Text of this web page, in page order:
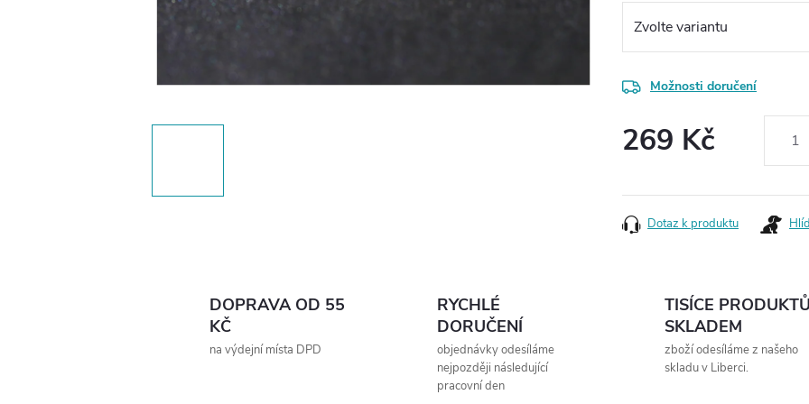
Možnosti doručení
269 Kč
Dotaz k produktu
DOPRAVA OD 55
KČ
na výdejní místa DPD
RYCHLÉ
DORUČENÍ
objednávky odesíláme
nejpozději následující
pracovní den
TISÍCE
SKLADEM
zboží odesíláme z našeho
skladu v Liberci.